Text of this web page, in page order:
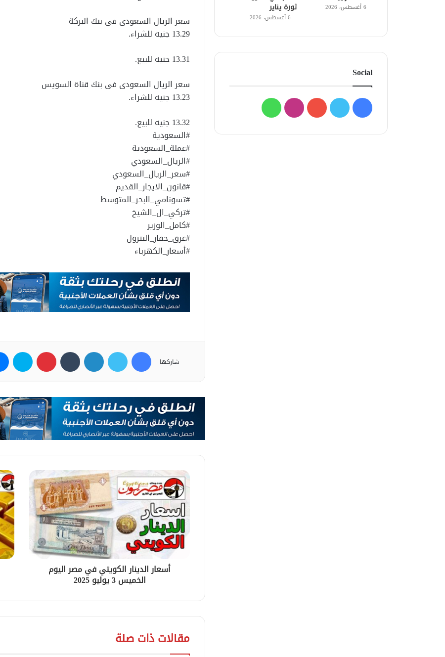
سعر الريال السعودى فى بنك البركة
13.29 جنيه للشراء.
13.31 جنيه للبيع.
سعر الريال السعودى فى بنك قناة السويس
13.23 جنيه للشراء.
13.32 جنيه للبيع.
#السعودية
#عملة_السعودية
#الريال_السعودي
#سعر_الريال_السعودي
#قانون_الايجار_القديم
#تسونامي_البحر_المتوسط
#تركي_ال_الشيخ
#كامل_الوزير
#غرق_حفار_البترول
#أسعار_الكهرباء
شاركها
فيسبوك تويتر لينكدإن بينتيريست
أسعار الدينار الكويتي في مصر اليوم
الخميس 3 يوليو 2025
مقالات ذات صلة
6 أغسطس، 2026 ثورة يناير
6 أغسطس، 2026
Social
فيسبوك
تويتر يوتيوبانستقرامواتساب